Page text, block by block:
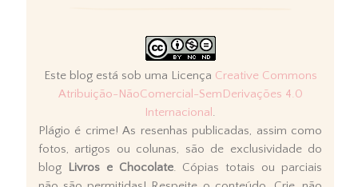
Este blog está sob uma Licença Creative Commons
Atribuição-NãoComercial-SemDerivações 4.0
Internacional .
Plágio é crime! As resenhas publicadas, assim como
fotos, artigos ou colunas, são de exclusividade do
blog Livros e Chocolate. Cópias totais ou parciais